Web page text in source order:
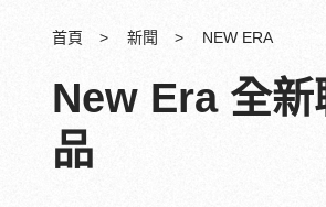
首頁 新聞 NEW ERA
New Era 全
品